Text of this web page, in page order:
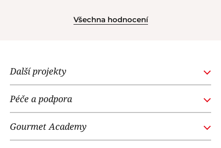
Všechna hodnocení
Další projekty
NOI RESTAURANT
WE LOVE DOGS
Péče a podpora
Gourmet Academy